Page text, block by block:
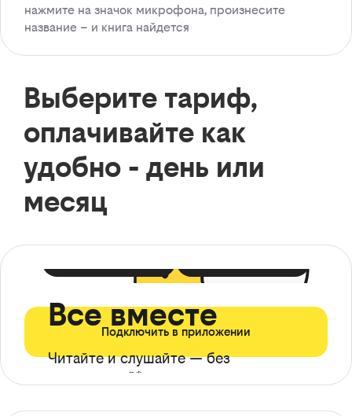
нажмите на значок микрофона, произнесите
название – и книга найдется
Выберите тариф,
оплачивайте как
удобно - день или
месяц
Все вместе
Читайте и слушайте — без
ограничений*
Подключить в приложении